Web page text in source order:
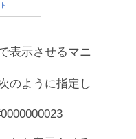
表示させるマニ
のように指定し